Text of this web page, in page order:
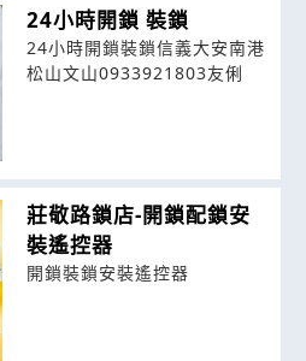
24小時開鎖 裝鎖
24小時開鎖裝鎖信義大安南港
松山文山0933921803友俐
莊敬路鎖店-開鎖配鎖安
裝遙控器
開鎖裝鎖安裝遙控器